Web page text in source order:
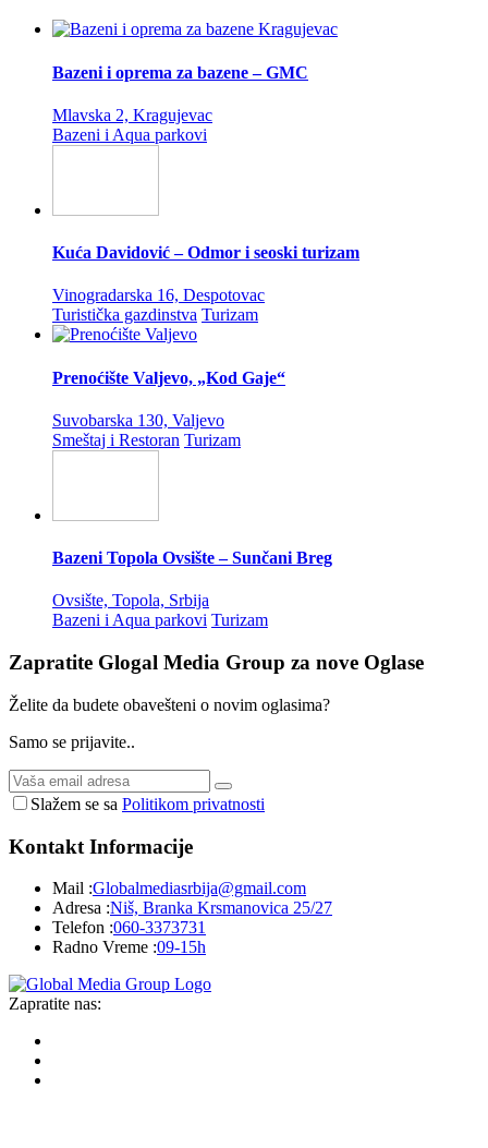
Bazeni i oprema za bazene – GMC
Mlavska 2, Kragujevac
Bazeni i Aqua parkovi
Kuća Davidović – Odmor i seoski turizam
Vinogradarska 16, Despotovac
Turistička gazdinstva Turizam
Prenoćište Valjevo, „Kod Gaje“
Suvobarska 130, Valjevo
Smeštaj i Restoran Turizam
Bazeni Topola Ovsište – Sunčani Breg
Ovsište, Topola, Srbija
Bazeni i Aqua parkovi Turizam
Zapratite Glogal Media Group za nove Oglase
Želite da budete obavešteni o novim oglasima?
Samo se prijavite..
Slažem se sa Politikom privatnosti
Kontakt Informacije
Mail :Globalmediasrbija@gmail.com
Adresa :Niš, Branka Krsmanovica 25/27
Telefon :060-3373731
Radno Vreme :09-15h
Zapratite nas: